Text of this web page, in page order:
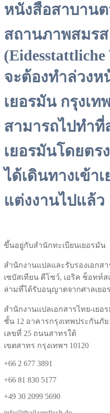
หนังสือสาบานต
สถานภาพสมรส
(Eidesstattliche
จะต้องทำล่วง
เยอรมัน กรุงเท
สามารถไปทำ
เยอรมันโดยตร
ได้เดินทางเข้า
แต่งงานไปแล้ว
ขึ้นอยู่กับสำนักทะเบียนเยอรมัน
สำนักงานแปลและรับรองเอกส
เซบัสเทียน คีโซว์, เอริค ช็อท
ล่ามที่ได้รับอนุญาตจากศาลเยอ
สำนักงานแปลเอกสารไทย-เยอ
ชั้น 12 อาคารกรุงเทพประกันภัย
เลขที่ 25 ถนนสาทรใต้
เขตสาทร กรุงเทพฯ 10120
+66 2 677 3891
+66 81 830 5177
+49 30 2099 5690